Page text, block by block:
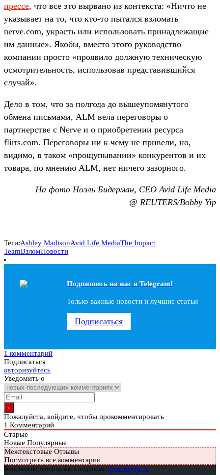
прессе, что все это вырвано из контекста: «Ничто не
указывает на то, что кто-то пытался взломать
nerve.com, украсть или использовать принадлежащие
им данные». Якобы, вместо этого руководство
компании просто «проявило должную техническую
осмотрительность, использовав представившийся
случай».
Дело в том, что за полгода до вышеупомянутого
обмена письмами, ALM вела переговоры о
партнерстве с Nerve и о приобретении ресурса
flirts.com. Переговоры ни к чему не привели, но,
видимо, в таком «прощупывании» конкурентов и их
товара, по мнению ALM, нет ничего зазорного.
На фото Ноэль Бидерман, CEO Avid Life Media
@ REUTERS/Bobby Yip
Теги:Ashley MadisonAvid Life MediaThe Impact
TeamВзломНовости
Подпишись на наc в Telegram!
Только важные новости и лучшие статьи
Подписаться
1 комментарий
Подписаться
авторизуйтесь
Уведомить о
Пожалуйста, войдите, чтобы прокомментировать
1 Комментарий
Старые
Новые Популярные
Межтекстовые Отзывы
Посмотреть все комментарии
Вопросы по материалам и подписке: support@glc.ru